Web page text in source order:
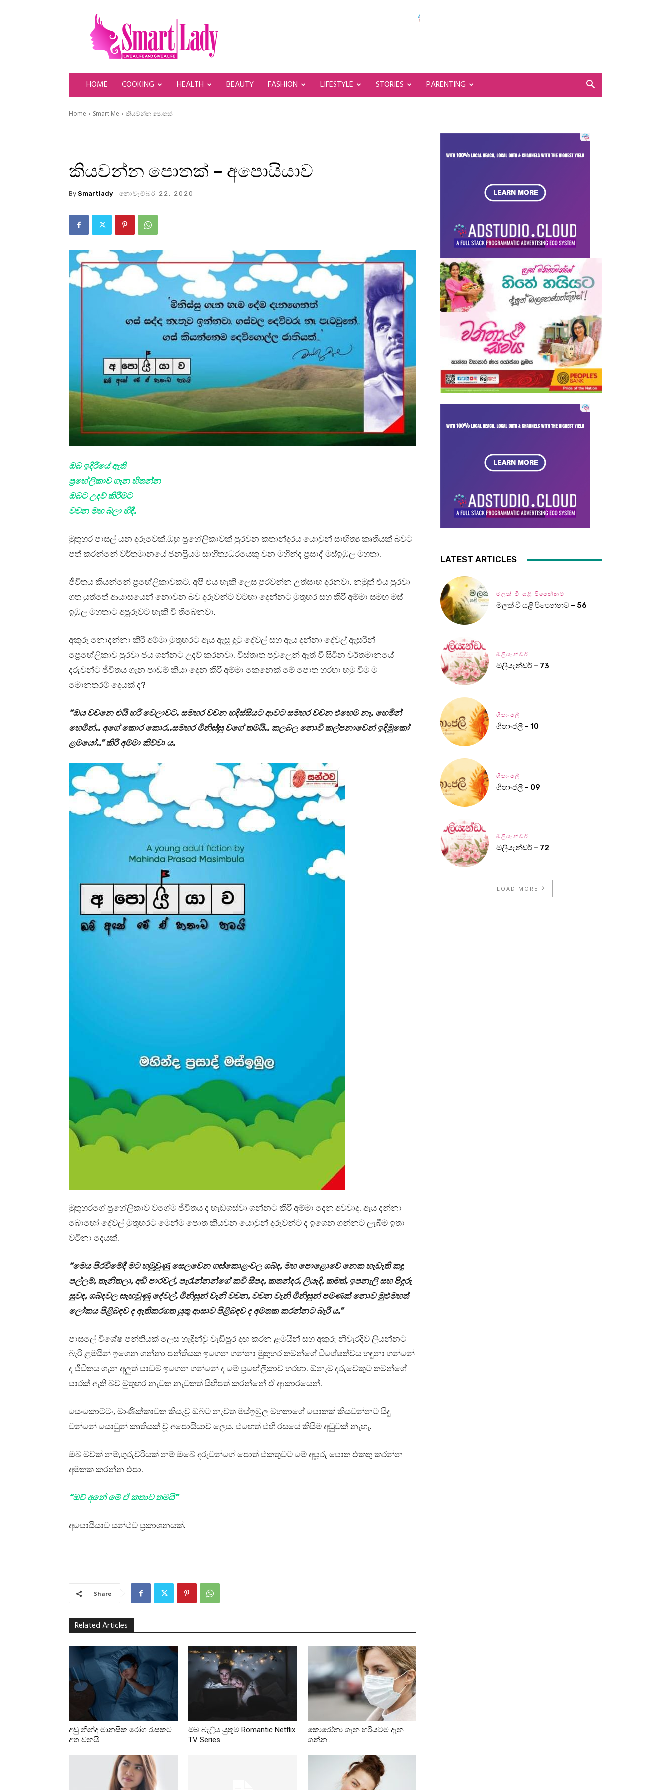
SmartLady
HOME COOKING HEALTH BEAUTY FASHION LIFESTYLE STORIES PARENTING
Home Smart Me කියවන්න පොතක්
කියවන්න පොතක් – අපොයියාව
By Smartlady නොවැම්බර් 22, 2020
ඔබ ඉදිරියේ ඇති
ප්‍රහේලිකාව ගැන හිතන්න
ඔබට උදව් කිරීමට
වචන මඟ බලා හිඳී.
මුතුහර පාසල් යන දරුවෙක්.ඔහු ප්‍රහේලිකාවක් පුරවන කතාන්දරය යොවුන් සාහිත්‍ය කෘතියක් බවට
පත් කරන්නේ වර්තමානයේ ජනප්‍රියම සාහිත්‍යධරයෙකු වන මහින්ද ප්‍රසාද් මස්ඉඹුල මහතා.
ජීවිතය කියන්නේ ප්‍රහේලිකාවකට. අපි එය හැකි ලෙස පුරවන්න උත්සාහ දරනවා. නමුත් එය පුරවා
ගත යුත්තේ ආයාසයෙන් නොවන බව දරුවන්ට වටහා දෙන්නට මුතුහර සහ කිරි අම්මා සමඟ මස්
ඉඹුල මහතාට අපූරුවට හැකි වී තිබෙනවා.
අකුරු නොදන්නා කිරි අම්මා මුතුහරට ඇය ඇසූ දුටු දේවල් සහ ඇය දන්නා දේවල් ඇසුරින්
ප්‍රෙහේලිකාව පුරවා ජය ගන්නට උදව් කරනවා. විස්තෘත පවුලෙන් ඈත් වී සිටින වර්තමානයේ
දරුවන්ට ජීවිතය ගැන පාඩම් කියා දෙන කිරි අම්මා කෙනෙක් මේ පොත හරහා හමු වීම ම
මොනතරම් දෙයක් ද?
“ඔය වචනෙ එයි හරි වෙලාවට. සමහර වචන හදිස්සියට ආවට සමහර වචන එහෙම නෑ. හෙමින්
හෙමින්.. අගේ කොර කොර..සමහර මිනිස්සු වගේ තමයි.. කලබල නොවී කල්පනාවෙන් ඉඳිමුකෝ
ළමයෝ..” කිරි අම්මා කිව්වා ය.
මුතුහරගේ ප්‍රහේලිකාව වගේම ජීවිතය ද හැඩගස්වා ගන්නට කිරි අම්මා දෙන අවවාද, ඇය දන්නා
බොහෝ දේවල් මුතුහරට මෙන්ම පොත කියවන යොවුන් දරුවන්ට ද ඉගෙන ගන්නට ලැබීම ඉතා
වටිනා දෙයක්.
“මෙය පිරවීමේදී මට හමුවුණු සෙලවෙන ගස්කොළංවල ශබ්ද, මහ පොළොවේ නෙක හැඩැති කඳු
පල්ලම්, තැනිතලා, අඩි පාරවල්, පැරැන්නන්ගේ කවි සීපද, කතන්දර, ලියැදි, කමත්, ඉපනැලි සහ පිදුරු
සුවඳ, ශබ්දවල සැඟවුණු දේවල්, මිනිසුන් වැනි වචන, වචන වැනි මිනිසුන් පමණක් නොව මුළුමහත්
ලෝකය පිළිබඳව ද ඇතිකරගත යුතු ආසාව පිළිබඳව ද අමතක කරන්නට බැරි ය.”
පාසලේ විශේෂ පන්තියක් ලෙස හැඳින්වූ වැඩිපුර දඟ කරන ළමයින් සහ අකුරු නිවැරදිව ලියන්නට
බැරි ළමයින් ඉගෙන ගන්නා පන්තියක ඉගෙන ගන්නා මුතුහර තමන්ගේ විශේෂත්වය හඳුනා ගන්නේ
ද ජීවිතය ගැන අලුත් පාඩම් ඉගෙන ගන්නේ ද මේ ප්‍රහේලිකාව හරහා. ඕනෑම දරුවෙකුට තමන්ගේ
පාරක් ඇති බව මුතුහර නැවත නැවතත් සිහිපත් කරන්නේ ඒ ආකාරයෙන්.
සෙංකොට්ටං, මාණික්කාවත කියැවූ ඔබට නැවත මස්ඉඹුල මහතාගේ පොතක් කියවන්නට සිදු
වන්නේ යොවුන් කෘතියක් වූ අපොයියාව ලෙස. එහෙත් එහි රසයේ කිසිම අඩුවක් නැහැ.
ඔබ මවක් නම්,ගුරුවරියක් නම් ඔබේ දරුවන්ගේ පොත් එකතුවට මේ අපූරු පොත එකතු කරන්න
අමතක කරන්න එපා.
“ඔව් අනේ මේ ඒ කතාව තමයි”
අපොයියාව සන්ථව ප්‍රකාශනයක්.
Share
Related Articles
අඩු නින්ද මානසික රෝග රැසකට
අත වනයි
ඔබ බැලිය යුතුම Romantic Netflix
TV Series
කොරෝනා ගැන හරියටම දැන
ගන්න..
LATEST ARTICLES
මලක් වී යළි පිපෙන්නම්
මලක් වී යළි පිපෙන්නම් – 56
ඔලියැන්ඩර්
ඔලියැන්ඩර් – 73
ගීතාංජලී
ගීතාංජලී – 10
ගීතාංජලී
ගීතාංජලී – 09
ඔලියැන්ඩර්
ඔලියැන්ඩර් – 72
LOAD MORE